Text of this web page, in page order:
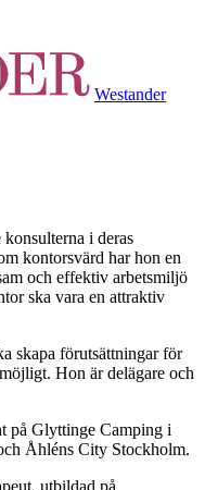
Westander
i deras
kontorsvärd har hon en
och effektiv arbetsmiljö
ska vara en attraktiv
skapa förutsättningar för
Hon är delägare och
på Glyttinge Camping i
Åhléns City Stockholm.
utbildad på